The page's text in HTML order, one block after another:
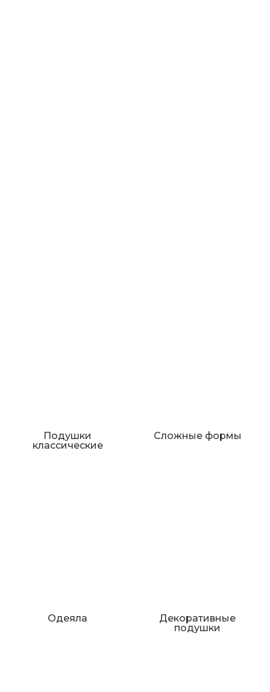
Подушки
классические
Сложные формы
Одеяла
Декоративные
подушки